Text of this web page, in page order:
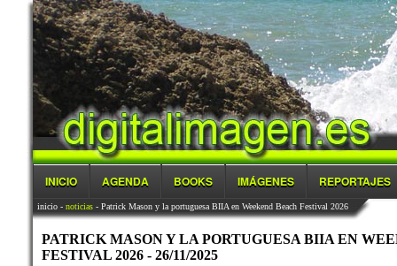
INICIO AGENDA BOOKS IMÁGENES REPORTAJES
inicio- noticias- Patrick Mason y la portuguesa BIIA en Weekend Beach Festival 2026
PATRICK MASON Y LA PORTUGUESA BIIA EN
FESTIVAL 2026 - 26/11/2025